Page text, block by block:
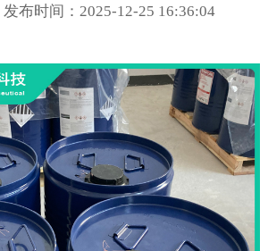
发布时间：2025-12-25 16:36:04